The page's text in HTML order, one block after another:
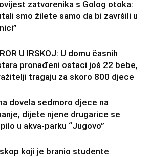
zatvorenika s Golog otoka:
smo žilete samo da bi završili u
U IRSKOJ: U domu časnih
pronađeni ostaci još 22 bebe,
tragaju za skoro 800 djece
dovela sedmoro djece na
dijete njene drugarice se
u akva-parku “Jugovo”
koji je branio studente